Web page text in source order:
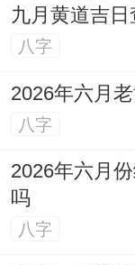
九月黄道吉日
八字
2026年六月
八字
2026年六月
吗
八字